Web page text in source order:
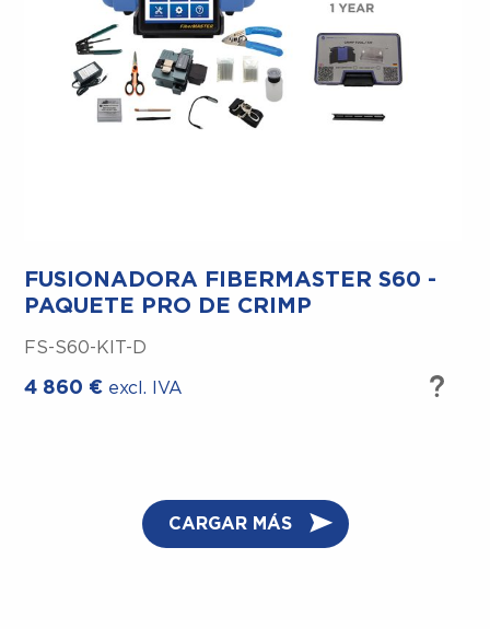
Whatsapp –
Reparaciones Rápidas –
FUSIONADORA FIBERMASTER S60 -
PAQUETE PRO DE CRIMP
FS-S60-KIT-D
4 860 € excl. IVA
CARGAR MÁS